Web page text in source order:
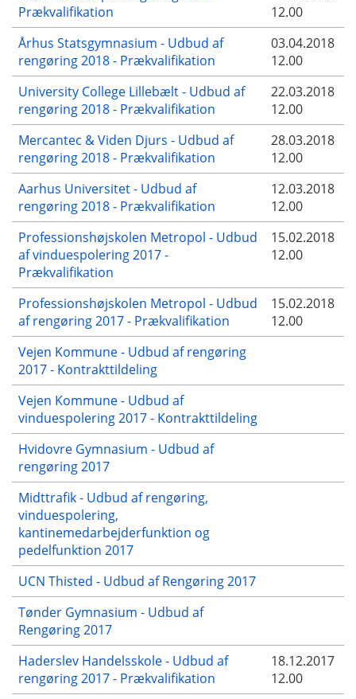
Prækvalifikation
12.00
Århus Statsgymnasium - Udbud af
rengøring 2018 - Prækvalifikation
03.04.2018
12.00
University College Lillebælt - Udbud af
rengøring 2018 - Prækvalifikation
22.03.2018
12.00
Mercantec & Viden Djurs - Udbud af
rengøring 2018 - Prækvalifikation
28.03.2018
12.00
Aarhus Universitet - Udbud af
rengøring 2018 - Prækvalifikation
12.03.2018
12.00
Professionshøjskolen Metropol - Udbud
af vinduespolering 2017 -
Prækvalifikation
15.02.2018
12.00
Professionshøjskolen Metropol - Udbud
af rengøring 2017 - Prækvalifikation
15.02.2018
12.00
Vejen Kommune - Udbud af rengøring
2017 - Kontrakttildeling
Vejen Kommune - Udbud af
vinduespolering 2017 - Kontrakttildeling
Hvidovre Gymnasium - Udbud af
rengøring 2017
Midttrafik - Udbud af rengøring,
vinduespolering,
kantinemedarbejderfunktion og
pedelfunktion 2017
UCN Thisted - Udbud af Rengøring 2017
Tønder Gymnasium - Udbud af
Rengøring 2017
Haderslev Handelsskole - Udbud af
rengøring 2017 - Prækvalifikation
18.12.2017
12.00